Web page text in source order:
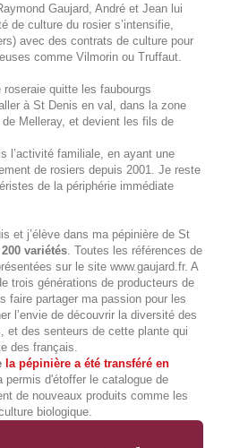
Gaujard, André et Jean lui
de culture du rosier s’intensifie,
avec des contrats de culture pour
comme Vilmorin ou Truffaut.
roseraie quitte les faubourgs
à St Denis en val, dans la zone
de Melleray, et devient les fils de
l’activité familiale, en ayant une
de rosiers depuis 2001. Je reste
de la périphérie immédiate
et j’élève dans ma pépinière de St
200 variétés . Toutes les références de
sur le site www.gaujard.fr. A
trois générations de producteurs de
faire partager ma passion pour les
l’envie de découvrir la diversité des
et des senteurs de cette plante qui
des français.
la pépinière a été transféré en
permis d'étoffer le catalogue de
de nouveaux produits comme les
biologique.